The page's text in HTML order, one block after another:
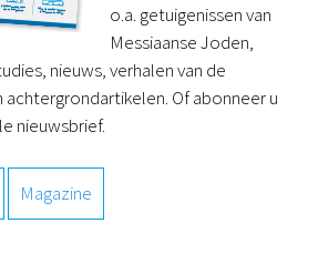
o.a. getuigenissen van
Messiaanse Joden,
nieuws, verhalen van de
achtergrondartikelen. Of abonneer u
nieuwsbrief.
Magazine